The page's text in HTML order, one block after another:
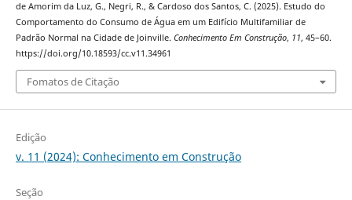
de Amorim da Luz, G., Negri, R., & Cardoso dos Santos, C. (2025). Estudo do
Comportamento do Consumo de Água em um Edifício Multifamiliar de
Padrão Normal na Cidade de Joinville. Conhecimento Em Construção, 11, 45–60.
https://doi.org/10.18593/cc.v11.34961
Fomatos de Citação
Edição
v. 11 (2024): Conhecimento em Construção
Seção